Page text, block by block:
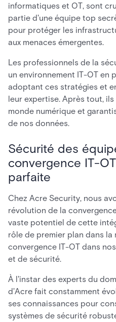
informatiques et OT, sont
partie d'une équipe top
pour protéger les
aux menaces émergentes.
Les professionnels de la
un environnement IT-OT en
adoptant ces stratégies et
leur expertise. Après tout,
monde numérique et
de nos données.
Sécurité des
convergence IT-
parfaite
Chez Acre Security, nous
révolution de la
vaste potentiel de cette
rôle de premier plan dans
convergence IT-OT dans
et de sécurité.
À l'instar des experts du
d'Acre fait constamment
ses connaissances pour
systèmes de sécurité